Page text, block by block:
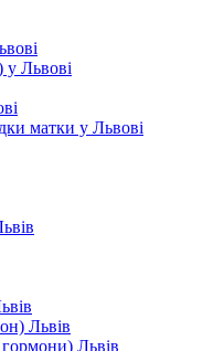
у Львові
матки у Львові
Львів
Львів